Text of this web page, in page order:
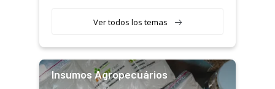
Ver todos los temas
Insumos Agropecuários